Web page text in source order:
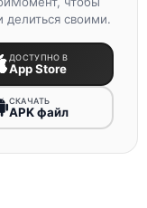
делиться своими.
ДОСТУПНО В
App Store
СКАЧАТЬ
APK файл